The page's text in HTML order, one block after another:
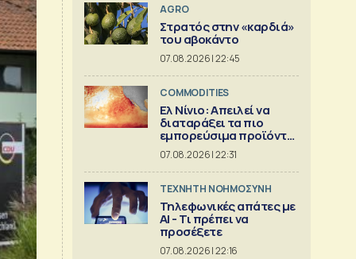
AGRO
Στρατός στην «καρδιά»
του αβοκάντο
07.08.2026 | 22:45
COMMODITIES
Ελ Νίνιο: Απειλεί να
διαταράξει τα πιο
εμπορεύσιμα προϊόντα
στον κόσμο
07.08.2026 | 22:31
TΕΧΝΗΤΗ ΝΟΗΜΟΣΥΝΗ
Τηλεφωνικές απάτες με
ΑΙ - Τι πρέπει να
προσέξετε
07.08.2026 | 22:16